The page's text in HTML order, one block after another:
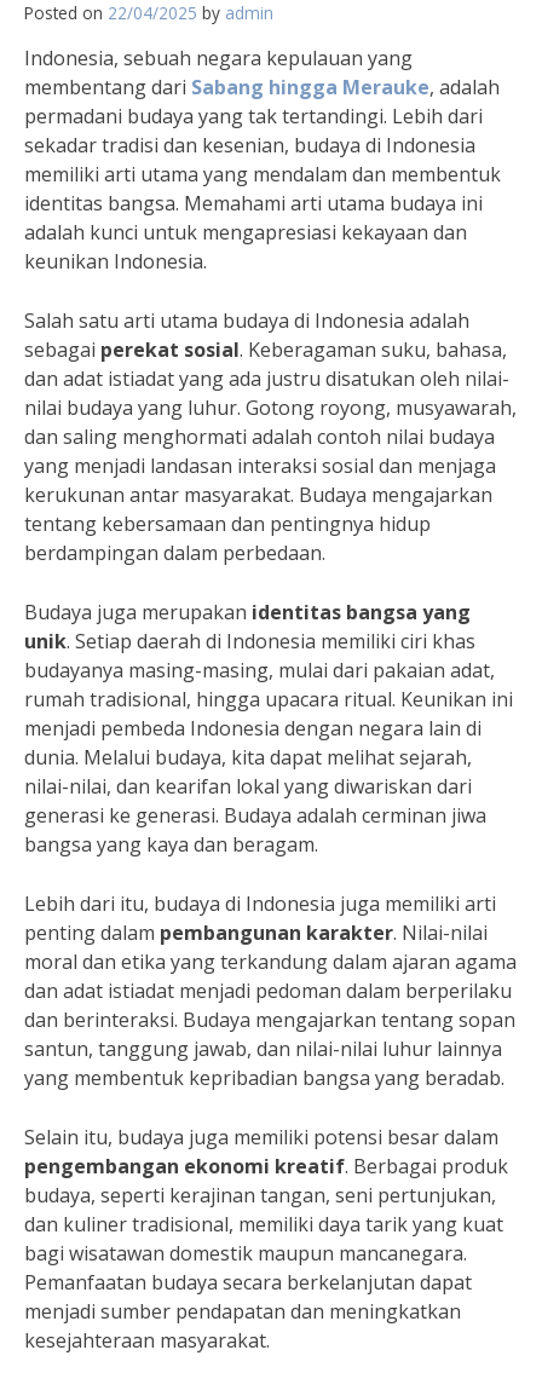
Posted on 22/04/2025 by admin
Indonesia, sebuah negara kepulauan yang
membentang dari Sabang hingga Merauke, adalah
permadani budaya yang tak tertandingi. Lebih dari
sekadar tradisi dan kesenian, budaya di Indonesia
memiliki arti utama yang mendalam dan membentuk
identitas bangsa. Memahami arti utama budaya ini
adalah kunci untuk mengapresiasi kekayaan dan
keunikan Indonesia.
Salah satu arti utama budaya di Indonesia adalah
sebagai perekat sosial. Keberagaman suku, bahasa,
dan adat istiadat yang ada justru disatukan oleh nilai-
nilai budaya yang luhur. Gotong royong, musyawarah,
dan saling menghormati adalah contoh nilai budaya
yang menjadi landasan interaksi sosial dan menjaga
kerukunan antar masyarakat. Budaya mengajarkan
tentang kebersamaan dan pentingnya hidup
berdampingan dalam perbedaan.
Budaya juga merupakan identitas bangsa yang
unik. Setiap daerah di Indonesia memiliki ciri khas
budayanya masing-masing, mulai dari pakaian adat,
rumah tradisional, hingga upacara ritual. Keunikan ini
menjadi pembeda Indonesia dengan negara lain di
dunia. Melalui budaya, kita dapat melihat sejarah,
nilai-nilai, dan kearifan lokal yang diwariskan dari
generasi ke generasi. Budaya adalah cerminan jiwa
bangsa yang kaya dan beragam.
Lebih dari itu, budaya di Indonesia juga memiliki arti
penting dalam pembangunan karakter. Nilai-nilai
moral dan etika yang terkandung dalam ajaran agama
dan adat istiadat menjadi pedoman dalam berperilaku
dan berinteraksi. Budaya mengajarkan tentang sopan
santun, tanggung jawab, dan nilai-nilai luhur lainnya
yang membentuk kepribadian bangsa yang beradab.
Selain itu, budaya juga memiliki potensi besar dalam
pengembangan ekonomi kreatif. Berbagai produk
budaya, seperti kerajinan tangan, seni pertunjukan,
dan kuliner tradisional, memiliki daya tarik yang kuat
bagi wisatawan domestik maupun mancanegara.
Pemanfaatan budaya secara berkelanjutan dapat
menjadi sumber pendapatan dan meningkatkan
kesejahteraan masyarakat.